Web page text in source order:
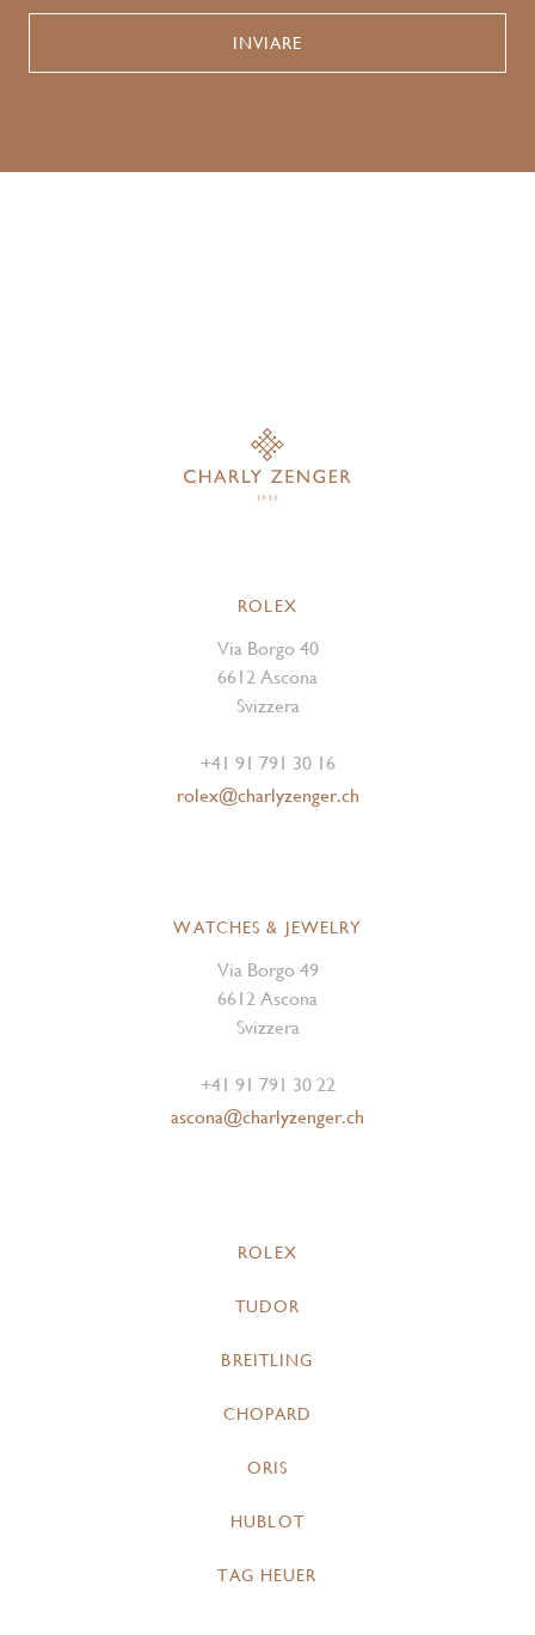
ROLEX
Via Borgo 40
6612 Ascona
Svizzera
+41 91 791 30 16
rolex@charlyzenger.ch
WATCHES & JEWELRY
Via Borgo 49
6612 Ascona
Svizzera
+41 91 791 30 22
ascona@charlyzenger.ch
ROLEX
TUDOR
BREITLING
CHOPARD
ORIS
HUBLOT
TAG HEUER